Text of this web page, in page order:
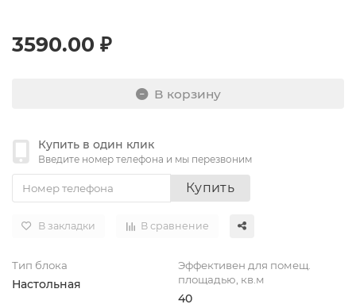
3590.00 ₽
В корзину
Купить в один клик
Введите номер телефона и мы перезвоним
Купить
В закладки В сравнение
Тип блока
Настольная
Эффективен для помещ.
площадью, кв.м
40